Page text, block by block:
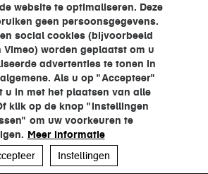
website te optimaliseren. Deze
geen persoonsgegevens.
social cookies (bijvoorbeeld
Vimeo) worden geplaatst om u
advertenties te tonen in
Als u op "Accepteer"
u in met het plaatsen van alle
klik op de knop "Instellingen
om uw voorkeuren te
Meer informatie
Instellingen